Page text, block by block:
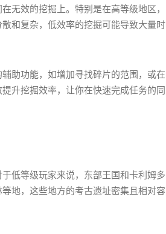
无效的挖掘上。特别是在高等级地区，
和复杂，低效率的挖掘可能导致大量时
助功能，如增加寻找碎片的范围，或在
升挖掘效率，让你在快速完成任务的同
低等级玩家来说，东部王国和卡利姆多
地，这些地方的考古遗址密集且相对容